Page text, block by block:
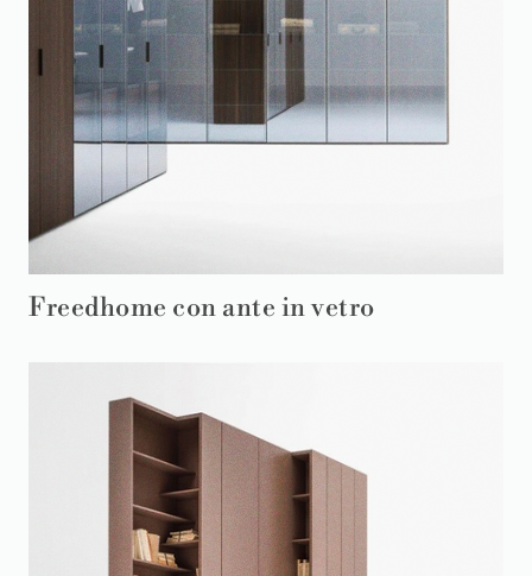
Freedhome con ante in vetro